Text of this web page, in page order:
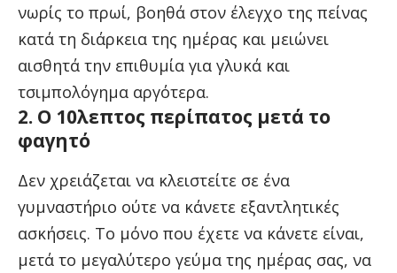
νωρίς το πρωί, βοηθά στον έλεγχο της πείνας
κατά τη διάρκεια της ημέρας και μειώνει
αισθητά την επιθυμία για γλυκά και
τσιμπολόγημα αργότερα.
2. Ο 10λεπτος περίπατος μετά το
φαγητό
Δεν χρειάζεται να κλειστείτε σε ένα
γυμναστήριο ούτε να κάνετε εξαντλητικές
ασκήσεις. Το μόνο που έχετε να κάνετε είναι,
μετά το μεγαλύτερο γεύμα της ημέρας σας, να